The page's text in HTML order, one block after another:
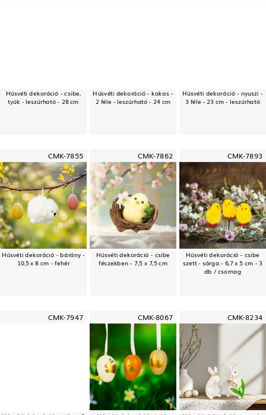
Húsvéti dekoráció - csibe,
tyúk - leszúrható - 28 cm
Húsvéti dekoráció - kakas -
2 féle - leszúrható - 24 cm
Húsvéti dekoráció - nyuszi -
3 féle - 23 cm - leszúrható
CMK-7855
Húsvéti dekoráció - bárány -
10,5 x 8 cm - fehér
CMK-7862
Húsvéti dekoráció - csibe
fészekben - 7,5 x 7,5 cm
CMK-7893
Húsvéti dekoráció - csibe
szett - sárga - 6,7 x 5 cm - 3
db / csomag
CMK-7947 CMK-8067 CMK-8234